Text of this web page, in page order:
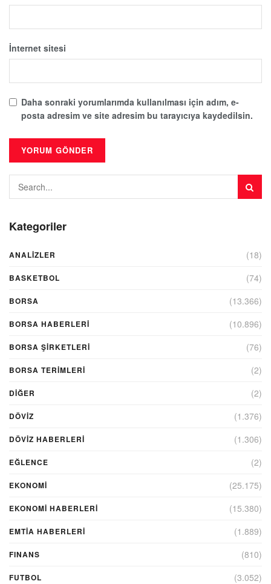
İnternet sitesi
Daha sonraki yorumlarımda kullanılması için adım, e-
posta adresim ve site adresim bu tarayıcıya kaydedilsin.
Kategoriler
ANALIZLER (18)
BASKETBOL (74)
BORSA (13.366)
BORSA HABERLERI (10.896)
BORSA ŞIRKETLERI (76)
BORSA TERIMLERI (2)
DIĞER (2)
DÖVİZ (1.376)
DÖVIZ HABERLERI (1.306)
EĞLENCE (2)
EKONOMİ (25.175)
EKONOMI HABERLERI (15.380)
EMTIA HABERLERI (1.889)
FINANS (810)
FUTBOL (3.052)